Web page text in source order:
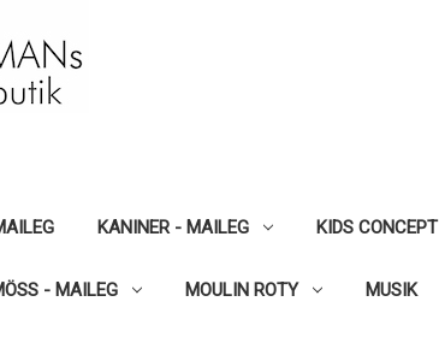
KANINER - MAILEG KIDS CONCEPT
- MAILEG MOULIN ROTY MUSIK